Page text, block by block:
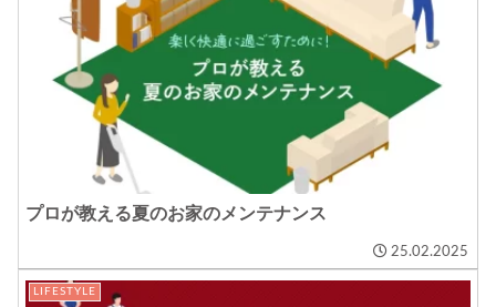
プロが教える夏のお家のメンテナンス
25.02.2025
LIFESTYLE